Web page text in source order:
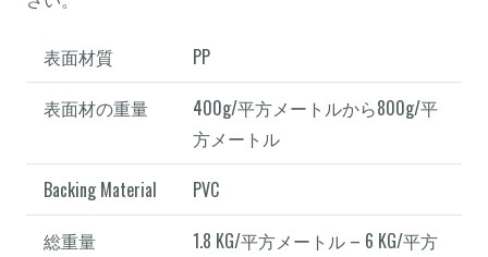
表面材質
PP
表面材の重量
400g/平方メートルから800g/平
方メートル
Backing Material
PVC
総重量
1.8 KG/平方メートル – 6 KG/平方